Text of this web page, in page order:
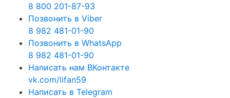
8 800 201-87-93
Позвонить в Viber
8 982 481-01-90
Позвонить в WhatsApp
8 982 481-01-90
Написать нам ВКонтакте
vk.com/lifan59
Написать в Telegram